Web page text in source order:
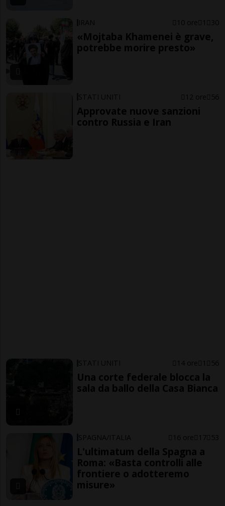
IRAN 10 ore 1 30
«Mojtaba Khamenei è grave,
potrebbe morire presto»
STATI UNITI 12 ore 56
Approvate nuove sanzioni
contro Russia e Iran
STATI UNITI 14 ore 1 56
Una corte federale blocca la
sala da ballo della Casa Bianca
SPAGNA/ITALIA 16 ore 17 53
L'ultimatum della Spagna a
Roma: «Basta controlli alle
frontiere o adotteremo
misure»